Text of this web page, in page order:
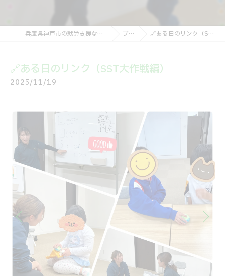
兵庫県神戸市の就労支援なら株式会社RUOLO ブログ 🔗ある日のリンク（SST大作戦編）
🔗ある日のリンク（SST大作戦編）
2025/11/19